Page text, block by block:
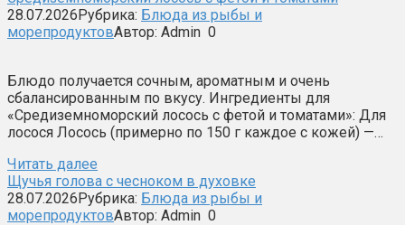
28.07.2026Рубрика: Блюда из рыбы и
морепродуктовАвтор: Admin 0
Блюдо получается сочным, ароматным и очень
сбалансированным по вкусу. Ингредиенты для
«Средиземноморский лосось с фетой и томатами»: Для
лосося Лосось (примерно по 150 г каждое с кожей) —…
Читать далее
Щучья голова с чесноком в духовке
28.07.2026Рубрика: Блюда из рыбы и
морепродуктовАвтор: Admin 0